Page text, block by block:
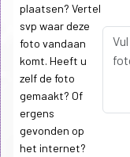
plaatsen? Vertel
svp waar deze
foto vandaan
komt. Heeft u
zelf de foto
gemaakt? Of
ergens
gevonden op
het internet?